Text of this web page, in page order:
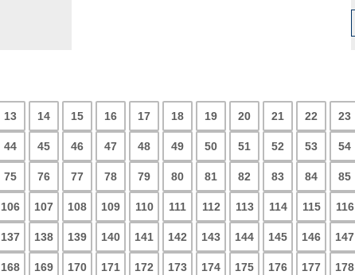
13 14 15 16 17 18 19 20 21 22 23
44 45 46 47 48 49 50 51 52 53 54
75 76 77 78 79 80 81 82 83 84 85
106 107 108 109 110 111 112 113 114 115 116
137 138 139 140 141 142 143 144 145 146 147
168 169 170 171 172 173 174 175 176 177 178